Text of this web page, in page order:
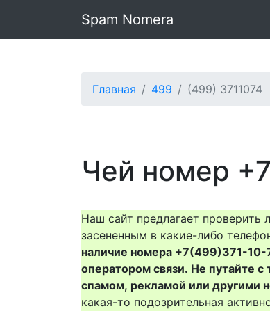
Spam Nomera
Главная 499 (499) 3711074
Чей номер
Наш сайт предлагает проверить
засененным в какие-либо
наличие номера +7(499)371-10-
оператором связи. Не путайте с
спамом, рекламой или другими
какая-то подозрительная